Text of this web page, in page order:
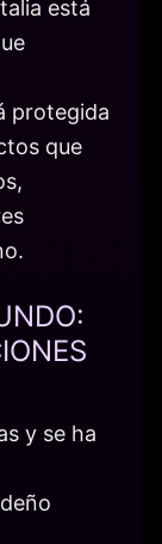
está
protegida
que
y se ha